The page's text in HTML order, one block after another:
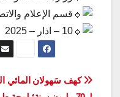
قسم الإعلام
10 – اذار – 202‪5
تصفّح
كهف سَهولان المائي